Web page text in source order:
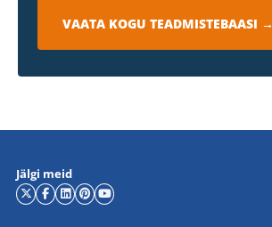
VAATA KOGU TEADMISTEBAASI →
Jälgi meid